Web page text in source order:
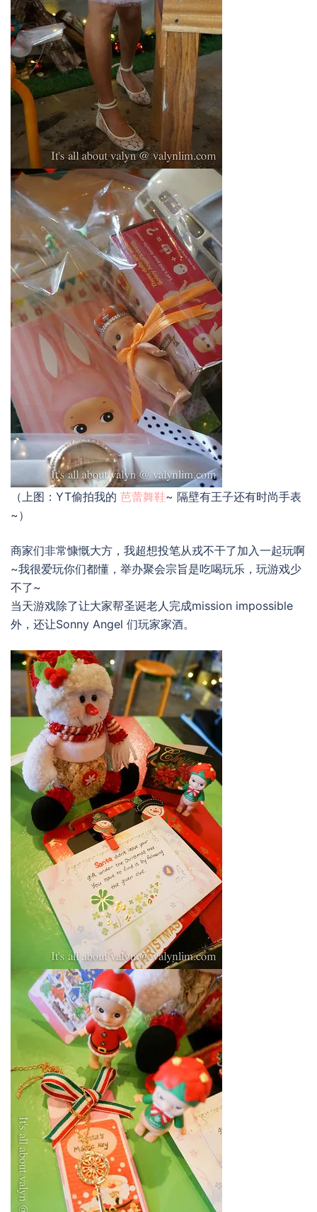
（上图：YT偷拍我的 芭蕾舞鞋~ 隔壁有王子还有时尚手表
~）
商家们非常慷慨大方，我超想投笔从戎不干了加入一起玩啊
~我很爱玩你们都懂，举办聚会宗旨是吃喝玩乐，玩游戏少
不了~
当天游戏除了让大家帮圣诞老人完成mission impossible
外，还让Sonny Angel 们玩家家酒。